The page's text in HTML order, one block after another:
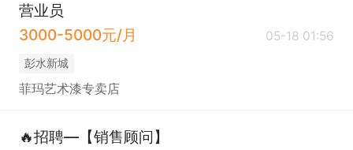
营业员
3000-5000元/月
05-18 01:56
彭水新城
菲玛艺术漆专卖店
🔥招聘—【销售顾问】